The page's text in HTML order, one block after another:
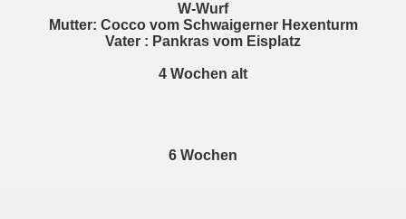
W-Wurf
Mutter: Cocco vom Schwaigerner Hexenturm
Vater : Pankras vom Eisplatz
4 Wochen alt
6 Wochen